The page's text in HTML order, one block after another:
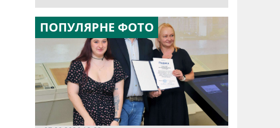
ПОПУЛЯРНЕ ФОТО